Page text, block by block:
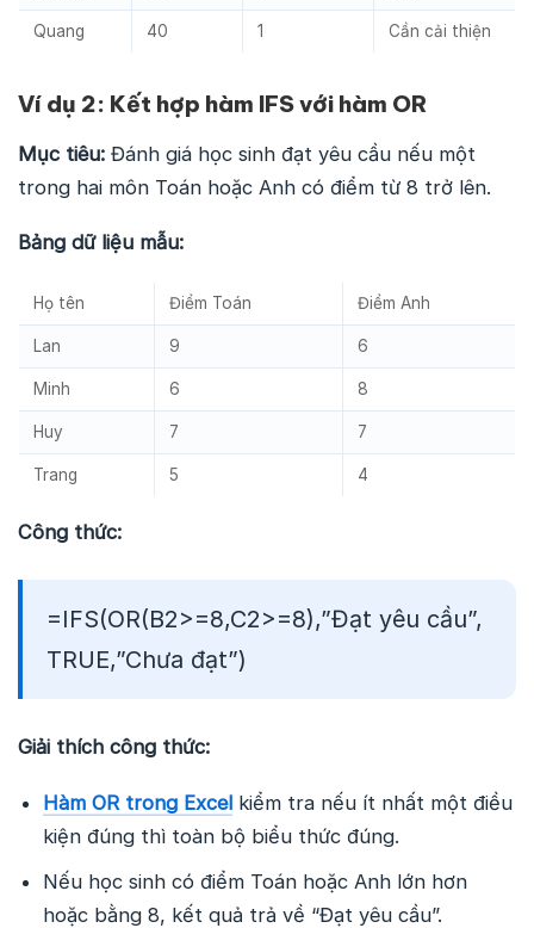
Quang 40 1 Cần cải thiện
Ví dụ 2: Kết hợp hàm IFS với hàm OR
Mục tiêu: Đánh giá học sinh đạt yêu cầu nếu một
trong hai môn Toán hoặc Anh có điểm từ 8 trở lên.
Bảng dữ liệu mẫu:
Họ tên Điểm Toán Điểm Anh
Lan 9 6
Minh 6 8
Huy 7 7
Trang 5 4
Công thức:
=IFS(OR(B2>=8,C2>=8),”Đạt yêu cầu”,
TRUE,”Chưa đạt”)
Giải thích công thức:
Hàm OR trong Excel kiểm tra nếu ít nhất một điều
kiện đúng thì toàn bộ biểu thức đúng.
Nếu học sinh có điểm Toán hoặc Anh lớn hơn
hoặc bằng 8, kết quả trả về “Đạt yêu cầu”.